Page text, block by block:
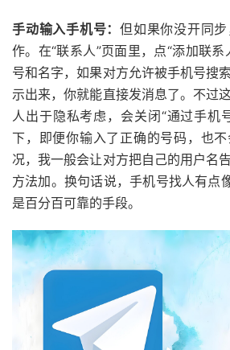
手动输入手机号： 但如果你没开同
作。在“联系人”页面里，点“添加联
号和名字，如果对方允许被手机号搜
示出来，你就能直接发消息了。不过
人出于隐私考虑，会关闭“通过手机
下，即便你输入了正确的号码，也
况，我一般会让对方把自己的用户名
方法加。换句话说，手机号找人有点
是百分百可靠的手段。